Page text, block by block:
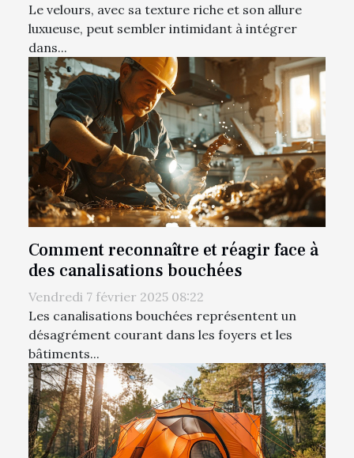
Le velours, avec sa texture riche et son allure
luxueuse, peut sembler intimidant à intégrer
dans...
Comment reconnaître et réagir face à
des canalisations bouchées
Vendredi 7 février 2025 08:22
Les canalisations bouchées représentent un
désagrément courant dans les foyers et les
bâtiments...